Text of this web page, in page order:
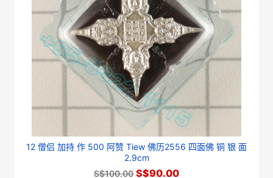
12 僧侣 加持 作 500 阿赞 Tiew 佛历2556 四面佛 铜 银 面
2.9cm
S$100.00 S$90.00